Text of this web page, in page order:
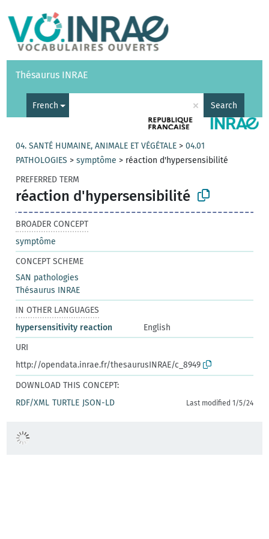
Vocabularies API
Thésaurus INRAE
French × Search
04. SANTÉ HUMAINE, ANIMALE ET VÉGÉTALE >04.01
PATHOLOGIES >symptôme > réaction d'hypersensibilité
PREFERRED TERM
réaction d'hypersensibilité
BROADER CONCEPT
symptôme
CONCEPT SCHEME
SAN pathologies
Thésaurus INRAE
IN OTHER LANGUAGES
hypersensitivity reaction
English
URI
http://opendata.inrae.fr/thesaurusINRAE/c_8949
DOWNLOAD THIS CONCEPT:
RDF/XML TURTLE JSON-LD Last modified 1/5/24